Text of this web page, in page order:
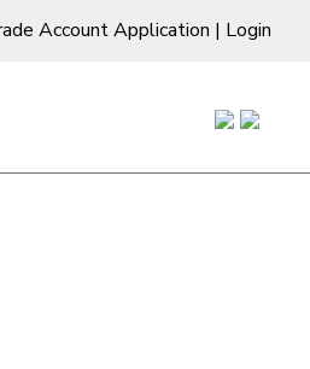
Account Application | Login